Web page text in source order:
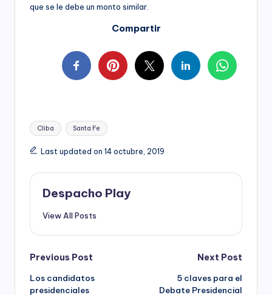
que se le debe un monto similar.
Compartir
Tags:
Cliba Santa Fe
Last updated on 14 octubre, 2019
Despacho Play
View All Posts
Post
navigation
Previous Post
Los candidatos
presidenciales
Next Post
5 claves para el
Debate Presidencial